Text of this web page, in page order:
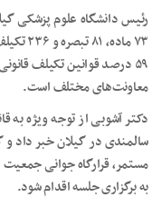
رئیس دانشگاه علوم پزشکی
۵۹ درصد قوانین تکیلف
معاونت‌های مختلف است.
دکتر آشوبی از توجه ویژه
سالمندی در گیلان خبر داد و
مستمر، قرارگاه جوانی
به برگزاری جلسه اقدام شود.